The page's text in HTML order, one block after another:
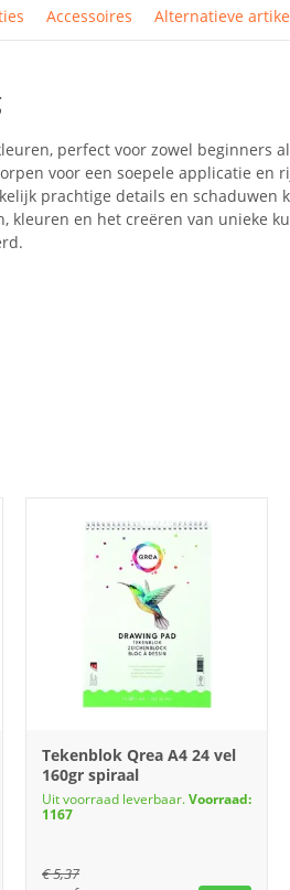
Accessoires Alternatieve
perfect voor zowel beginners
voor een soepele applicatie en
prachtige details en schaduwen
kleuren en het creëren van unieke
Tekenblok Qrea A4 24 vel
160gr spiraal
Uit voorraad leverbaar.Voorraad:
1167
€5,37